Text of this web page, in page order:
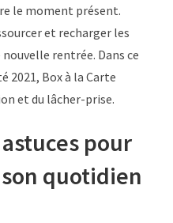
le moment présent.
et recharger les
rentrée. Dans ce
2021, Box à la Carte
et du lâcher-prise.
pour
quotidien